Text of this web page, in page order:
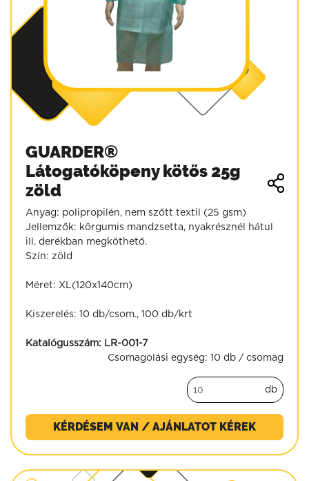
GUARDER®
Látogatóköpeny kötős 25g
zöld
Anyag: polipropilén, nem szőtt textil (25 gsm)
Jellemzők: körgumis mandzsetta, nyakrésznél hátul
ill. derékban megköthető.
Szín: zöld
Méret: XL(120x140cm)
Kiszerelés: 10 db/csom., 100 db/krt
Katalógusszám: LR-001-7
Csomagolási egység: 10 db / csomag
db
KÉRDÉSEM VAN / AJÁNLATOT KÉREK